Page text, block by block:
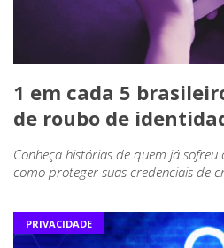
1 em cada 5
de roubo de
Conheça histórias de quem já sofreu
como proteger suas credenciais de
PRIVACIDADE